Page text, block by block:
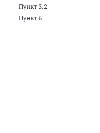
Пункт 5.2
Пункт 6